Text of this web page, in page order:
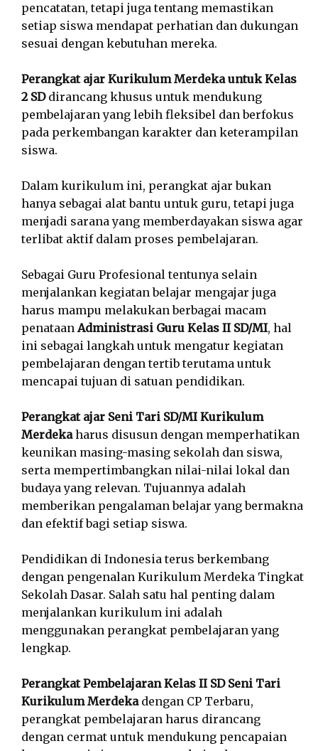
pencatatan, tetapi juga tentang memastikan
setiap siswa mendapat perhatian dan dukungan
sesuai dengan kebutuhan mereka.
Perangkat ajar Kurikulum Merdeka untuk Kelas
2 SDdirancang khusus untuk mendukung
pembelajaran yang lebih fleksibel dan berfokus
pada perkembangan karakter dan keterampilan
siswa.
Dalam kurikulum ini, perangkat ajar bukan
hanya sebagai alat bantu untuk guru, tetapi juga
menjadi sarana yang memberdayakan siswa agar
terlibat aktif dalam proses pembelajaran.
Sebagai Guru Profesional tentunya selain
menjalankan kegiatan belajar mengajar juga
harus mampu melakukan berbagai macam
penataanAdministrasi Guru Kelas II SD/MI, hal
ini sebagai langkah untuk mengatur kegiatan
pembelajaran dengan tertib terutama untuk
mencapai tujuan di satuan pendidikan.
Perangkat ajar Seni Tari SD/MI Kurikulum
Merdekaharus disusun dengan memperhatikan
keunikan masing-masing sekolah dan siswa,
serta mempertimbangkan nilai-nilai lokal dan
budaya yang relevan. Tujuannya adalah
memberikan pengalaman belajar yang bermakna
dan efektif bagi setiap siswa.
Pendidikan di Indonesia terus berkembang
dengan pengenalan Kurikulum Merdeka Tingkat
Sekolah Dasar. Salah satu hal penting dalam
menjalankan kurikulum ini adalah
menggunakan perangkat pembelajaran yang
lengkap.
Perangkat Pembelajaran Kelas II SD Seni Tari
Kurikulum Merdekadengan CP Terbaru,
perangkat pembelajaran harus dirancang
dengan cermat untuk mendukung pencapaian